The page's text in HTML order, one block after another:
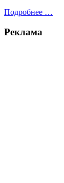
Подробнее …
Реклама